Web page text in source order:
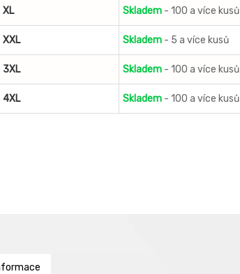
XL Skladem - 100 a více kusů
XXL Skladem - 5 a více kusů
3XL Skladem - 100 a více kusů
4XL Skladem - 100 a více kusů